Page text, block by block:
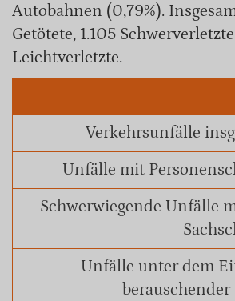
Autobahnen (0,79%).
Getötete, 1.105
Leichtverletzte.
Verkehrsunfälle
Unfälle mit
Schwerwiegende Unfälle
Unfälle unter dem